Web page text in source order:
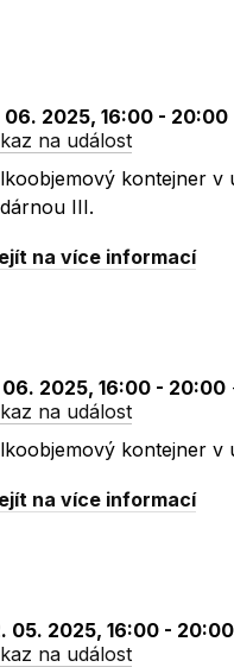
06. 2025, 16:00 - 20:00
na událost
kontejner v
III.
na více informací
06. 2025, 16:00 - 20:00
na událost
kontejner v
na více informací
05. 2025, 16:00 - 20:00
na událost